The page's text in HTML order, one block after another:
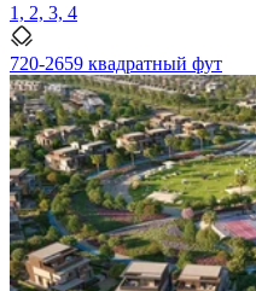
1, 2, 3, 4
720-2659 квадратный фут